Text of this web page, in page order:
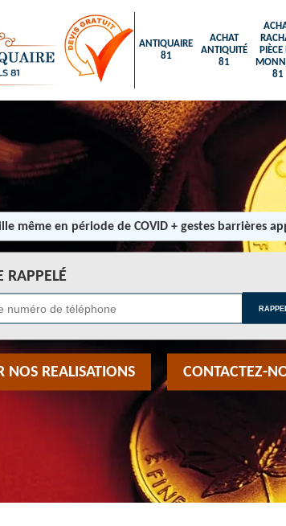
ANTIQUAIRE
81
ACHAT
ANTIQUITÉ
81
PIÈCE
81
même en période de COVID + gestes barrières
RAPPELÉ
NOS REALISATIONS CONTACTEZ-